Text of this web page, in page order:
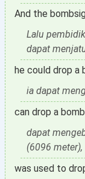
And the
Lalu
dapat
he could drop a
ia dapat
can drop a
dapat
(6096 meter),
was used to